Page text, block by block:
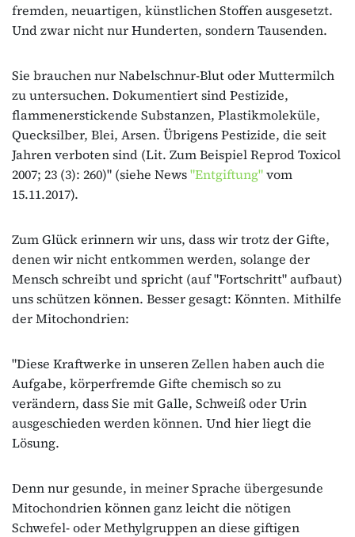
fremden, neuartigen, künstlichen Stoffen ausgesetzt.
Und zwar nicht nur Hunderten, sondern Tausenden.
Sie brauchen nur Nabelschnur-Blut oder Muttermilch
zu untersuchen. Dokumentiert sind Pestizide,
flammenerstickende Substanzen, Plastikmoleküle,
Quecksilber, Blei, Arsen. Übrigens Pestizide, die seit
Jahren verboten sind (Lit. Zum Beispiel Reprod Toxicol
2007; 23 (3): 260)" (siehe News"Entgiftung"vom
15.11.2017).
Zum Glück erinnern wir uns, dass wir trotz der Gifte,
denen wir nicht entkommen werden, solange der
Mensch schreibt und spricht (auf "Fortschritt" aufbaut)
uns schützen können. Besser gesagt: Könnten. Mithilfe
der Mitochondrien:
"Diese Kraftwerke in unseren Zellen haben auch die
Aufgabe, körperfremde Gifte chemisch so zu
verändern, dass Sie mit Galle, Schweiß oder Urin
ausgeschieden werden können. Und hier liegt die
Lösung.
Denn nur gesunde, in meiner Sprache übergesunde
Mitochondrien können ganz leicht die nötigen
Schwefel- oder Methylgruppen an diese giftigen